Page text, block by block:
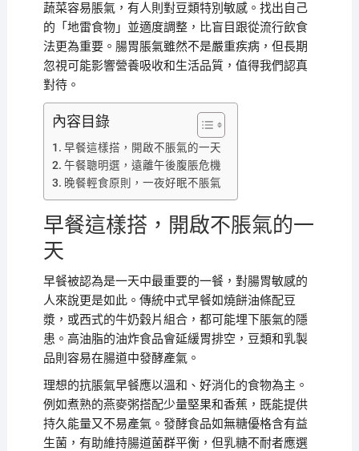
蔬菜容易脹氣，有人則對豆類特別敏感。找出自己
的「地雷食物」並適度調整，比盲目跟從流行飲食
法更為重要。腸胃脹氣雖然不是嚴重疾病，但長期
忽視可能影響營養吸收和生活品質，值得我們認真
對待。
內容目錄
早餐這樣搭，開啟不脹氣的一天
午餐聰明選，遠離午後腹脹危機
晚餐輕食原則，一夜好眠不脹氣
早餐這樣搭，開啟不脹氣的一
天
早餐被認為是一天中最重要的一餐，對腸胃敏感的
人來說更是如此。傳統中式早餐如燒餅油條配豆
漿，或西式的牛奶穀片組合，都可能埋下脹氣的隱
患。高油脂的油炸食品會延緩胃排空，豆類和乳製
品則容易在腸道中發酵產氣。
理想的抗脹氣早餐應以溫和、好消化的食物為主。
例如煮熟的燕麥粥搭配少量堅果和香蕉，既能提供
持久能量又不易產氣。發酵食品如無糖優格含有益
生菌，有助維持腸道菌群平衡，但乳糖不耐者應選